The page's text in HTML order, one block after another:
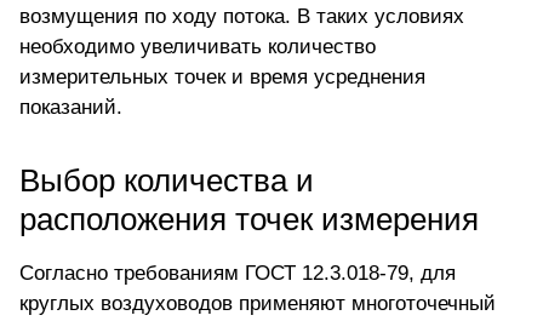
возмущения по ходу потока. В таких условиях
необходимо увеличивать количество
измерительных точек и время усреднения
показаний.
Выбор количества и
расположения точек измерения
Согласно требованиям ГОСТ 12.3.018-79, для
круглых воздуховодов применяют многоточечный